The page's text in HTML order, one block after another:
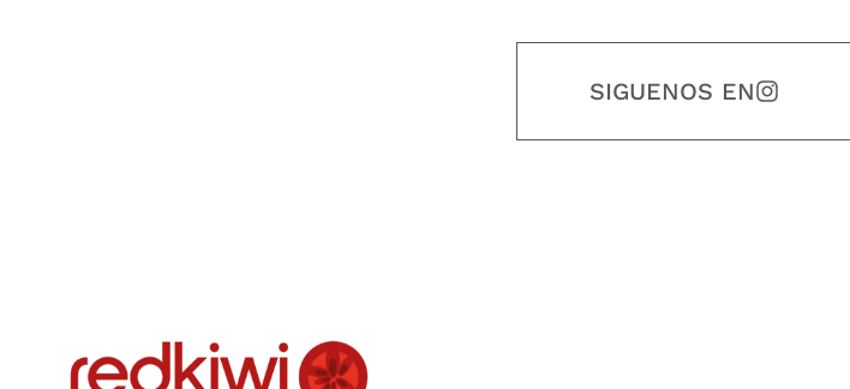
SIGUENOS EN